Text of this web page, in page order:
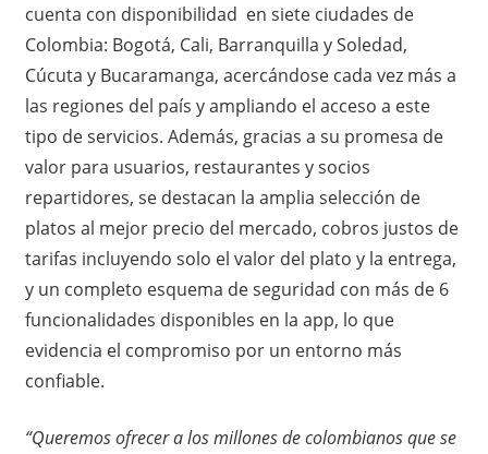
cuenta con disponibilidad en siete ciudades de
Colombia: Bogotá, Cali, Barranquilla y Soledad,
Cúcuta y Bucaramanga, acercándose cada vez más a
las regiones del país y ampliando el acceso a este
tipo de servicios. Además, gracias a su promesa de
valor para usuarios, restaurantes y socios
repartidores, se destacan la amplia selección de
platos al mejor precio del mercado, cobros justos de
tarifas incluyendo solo el valor del plato y la entrega,
y un completo esquema de seguridad con más de 6
funcionalidades disponibles en la app, lo que
evidencia el compromiso por un entorno más
confiable.
“Queremos ofrecer a los millones de colombianos que se